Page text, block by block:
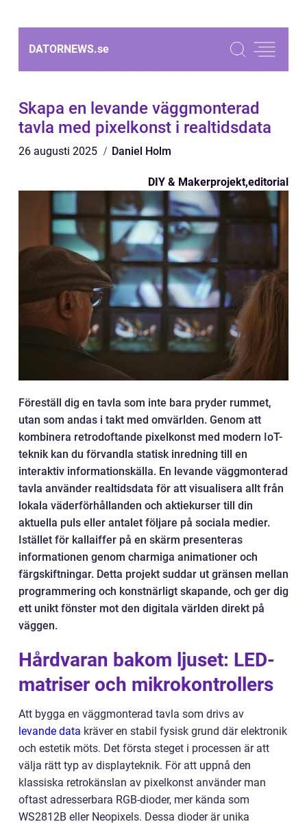
DATORNEWS.se
Skapa en levande väggmonterad
tavla med pixelkonst i realtidsdata
26 augusti 2025 Daniel Holm
DIY & Makerprojekt,editorial
Föreställ dig en tavla som inte bara pryder rummet,
utan som andas i takt med omvärlden. Genom att
kombinera retrodoftande pixelkonst med modern IoT-
teknik kan du förvandla statisk inredning till en
interaktiv informationskälla. En levande väggmonterad
tavla använder realtidsdata för att visualisera allt från
lokala väderförhållanden och aktiekurser till din
aktuella puls eller antalet följare på sociala medier.
Istället för kallaiffer på en skärm presenteras
informationen genom charmiga animationer och
färgskiftningar. Detta projekt suddar ut gränsen mellan
programmering och konstnärligt skapande, och ger dig
ett unikt fönster mot den digitala världen direkt på
väggen.
Hårdvaran bakom ljuset: LED-
matriser och mikrokontrollers
Att bygga en väggmonterad tavla som drivs av
levande data kräver en stabil fysisk grund där elektronik
och estetik möts. Det första steget i processen är att
välja rätt typ av displayteknik. För att uppnå den
klassiska retrokänslan av pixelkonst använder man
oftast adresserbara RGB-dioder, mer kända som
WS2812B eller Neopixels. Dessa dioder är unika